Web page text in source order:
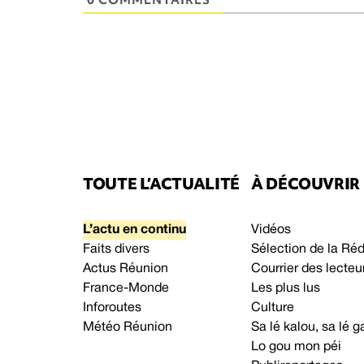
TOUTE L’ACTUALITÉ
L’actu en continu
Faits divers
Actus Réunion
France-Monde
Inforoutes
Météo Réunion
À DÉCOUVRIR
Vidéos
Sélection de la
Courrier des
Les plus lus
Culture
Sa lé kalou, sa lé
Lo gou mon péi